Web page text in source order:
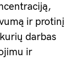
ir protinį
darbas
ir